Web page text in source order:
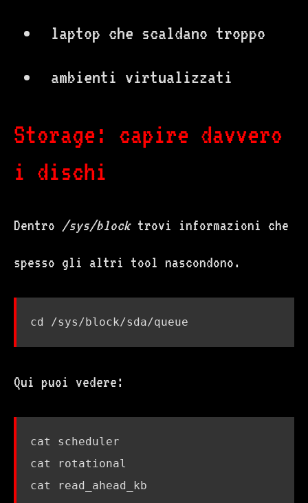
laptop che scaldano troppo
ambienti virtualizzati
Storage: capire davvero
i dischi
Dentro /sys/blocktrovi informazioni che
spesso gli altri tool nascondono.
cd
Qui puoi vedere: